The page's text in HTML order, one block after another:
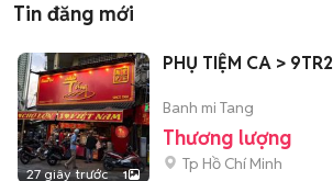
Tin đăng mới
27 giây trước 1
PHỤ TIỆM CA > 9TR2
Banh mi Tang
Thương lượng
Tp Hồ Chí Minh